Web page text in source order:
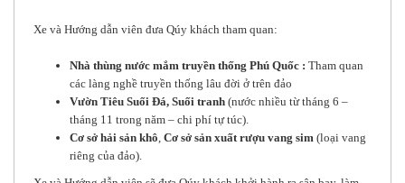
Xe và Hướng dẫn viên đưa Qúy khách tham quan:
Nhà thùng nước mắm truyền thống Phú Quốc : Tham quan
các làng nghề truyền thống lâu đời ở trên đảo
Vườn Tiêu Suối Đá, Suối tranh (nước nhiều từ tháng 6 –
tháng 11 trong năm – chi phí tự túc).
Cơ sở hải sản khô, Cơ sở sản xuất rượu vang sim (loại vang
riêng của đảo).